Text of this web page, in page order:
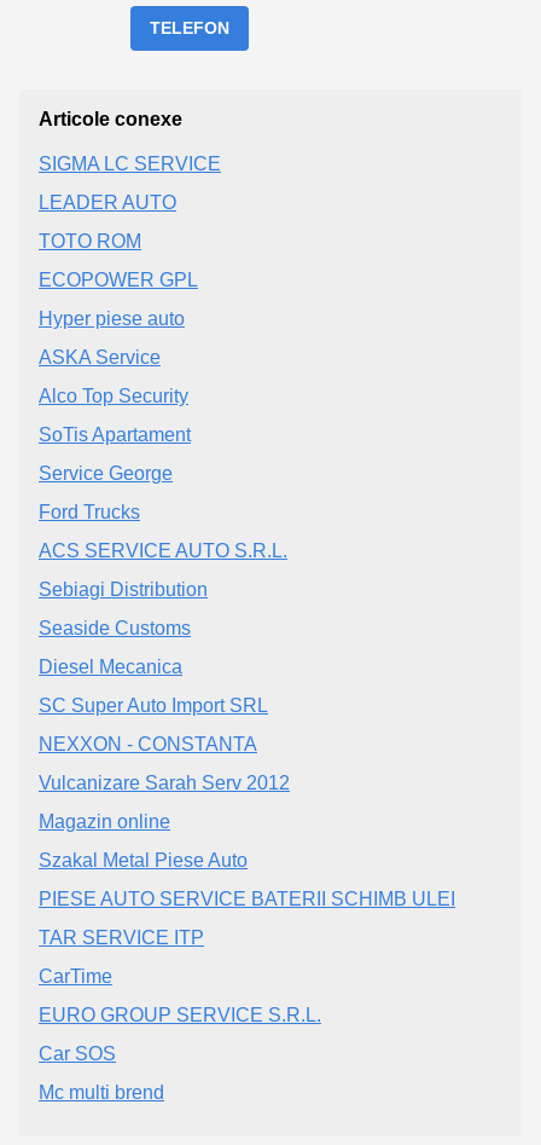
TELEFON
Articole conexe
SIGMA LC SERVICE
LEADER AUTO
TOTO ROM
ECOPOWER GPL
Hyper piese auto
ASKA Service
Alco Top Security
SoTis Apartament
Service George
Ford Trucks
ACS SERVICE AUTO S.R.L.
Sebiagi Distribution
Seaside Customs
Diesel Mecanica
SC Super Auto Import SRL
NEXXON - CONSTANTA
Vulcanizare Sarah Serv 2012
Magazin online
Szakal Metal Piese Auto
PIESE AUTO SERVICE BATERII SCHIMB ULEI
TAR SERVICE ITP
CarTime
EURO GROUP SERVICE S.R.L.
Car SOS
Mc multi brend